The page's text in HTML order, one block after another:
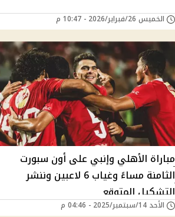
الخميس 26/فبراير/2026 - 10:47 م
مباراة الأهلي وإنبي على أون سبورت
الثامنة مساءً وغياب 6 لاعبين وننشر
التشكيل المتوقع
الأحد 14/سبتمبر/2025 - 04:46 م